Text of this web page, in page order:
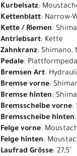
Kurbelsatz:
Kettenblatt: Narrow-
Kette / Riemen:
Antriebsart: Kette
Zahnkranz: Shimano,
Pedale:
Bremsen Art:
Bremse vorne:
Bremse hinten:
Bremsscheibe vorne:
Bremsscheibe hinten
Felge vorne:
Felge hinten:
Laufrad Grösse: 27,5"